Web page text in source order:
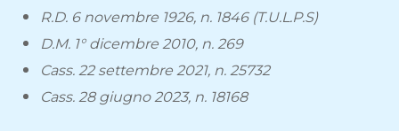
R.D. 6 novembre 1926, n. 1846 (T.U.L.P.S)
D.M. 1° dicembre 2010, n. 269
Cass. 22 settembre 2021, n. 25732
Cass. 28 giugno 2023, n. 18168